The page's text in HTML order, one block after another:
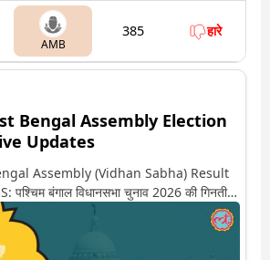
AMB
385 हारे
Bengal Assembly Election
Updates
Assembly (Vidhan Sabha) Result
पश्चिम बंगाल विधानसभा चुनाव 2026 की गिनती
वाली है. यहां देखें झारग्राम सीट पर कौन आगे-कौन
रहें है रुझान. साथ ही पाइए इस सीट पर हो रही हर
रियल टाइम में